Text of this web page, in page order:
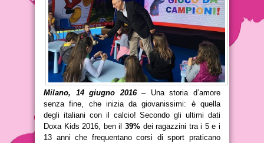
Milano, 14 giugno 2016 – Una storia d’amore
senza fine, che inizia da giovanissimi: è quella
degli italiani con il calcio! Secondo gli ultimi dati
Doxa Kids 2016, ben il 39%dei ragazzini tra i 5 e i
13 anni che frequentano corsi di sport praticano